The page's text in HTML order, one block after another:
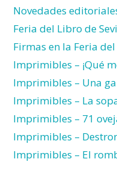
Novedades
Feria del Libro de
Firmas en la Feria
Imprimibles – ¡Qué
Imprimibles – Una
Imprimibles – La
Imprimibles – 71
Imprimibles –
Imprimibles – El